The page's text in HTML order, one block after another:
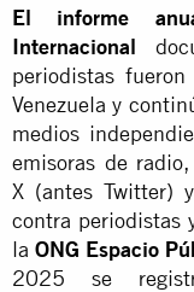
El informe
Internacional
periodistas
Venezuela y
medios
emisoras de
X (antes Twitter)
contra periodistas
laONG Espacio
2025 se